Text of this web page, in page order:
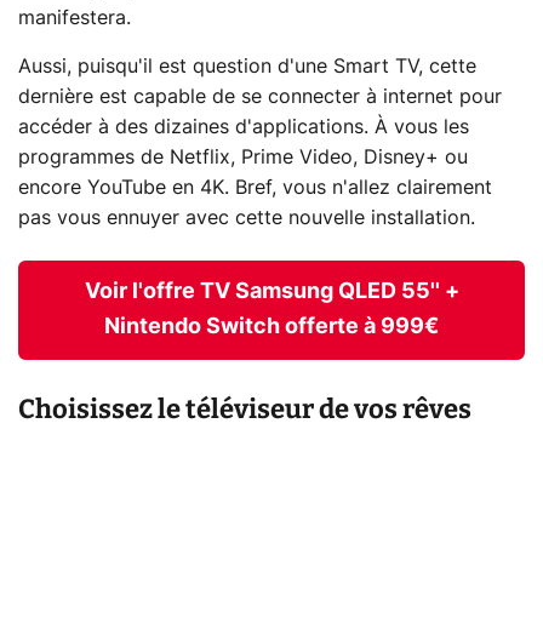
manifestera.
Aussi, puisqu'il est question d'une Smart TV, cette
dernière est capable de se connecter à internet pour
accéder à des dizaines d'applications. À vous les
programmes de Netflix, Prime Video, Disney+ ou
encore YouTube en 4K. Bref, vous n'allez clairement
pas vous ennuyer avec cette nouvelle installation.
Voir l'offre TV Samsung QLED 55'' +
Nintendo Switch offerte à 999€
Choisissez le téléviseur de vos rêves